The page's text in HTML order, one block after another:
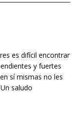
es difícil encontrar
y fuertes
sí mismas no les
saludo